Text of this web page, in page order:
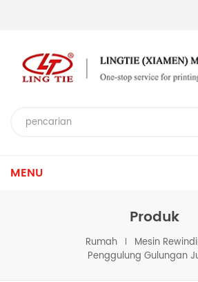
MENU
Produk
Rumah
Mesin
Penggulung Gulungan